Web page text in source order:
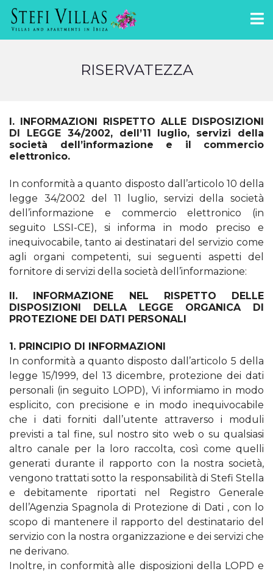
RISERVATEZZA
I. INFORMAZIONI RISPETTO ALLE DISPOSIZIONI
DI LEGGE 34/2002, dell’11 luglio, servizi della
società dell’informazione e il commercio
elettronico.
In conformità a quanto disposto dall’articolo 10 della
legge 34/2002 del 11 luglio, servizi della società
dell’informazione e commercio elettronico (in
seguito LSSI-CE), si informa in modo preciso e
inequivocabile, tanto ai destinatari del servizio come
agli organi competenti, sui seguenti aspetti del
fornitore di servizi della società dell’informazione:
II. INFORMAZIONE NEL RISPETTO DELLE
DISPOSIZIONI DELLA LEGGE ORGANICA DI
PROTEZIONE DEI DATI PERSONALI
1. PRINCIPIO DI INFORMAZIONI
In conformità a quanto disposto dall’articolo 5 della
legge 15/1999, del 13 dicembre, protezione dei dati
personali (in seguito LOPD), Vi informiamo in modo
esplicito, con precisione e in modo inequivocabile
che i dati forniti dall’utente attraverso i moduli
previsti a tal fine, sul nostro sito web o su qualsiasi
altro canale per la loro raccolta, così come quelli
generati durante il rapporto con la nostra società,
vengono trattati sotto la responsabilità di Stefi Stella
e debitamente riportati nel Registro Generale
dell’Agenzia Spagnola di Protezione di Dati , con lo
scopo di mantenere il rapporto del destinatario del
servizio con la nostra organizzazione e dei servizi che
ne derivano.
Inoltre, in conformità alle disposizioni della LOPD e